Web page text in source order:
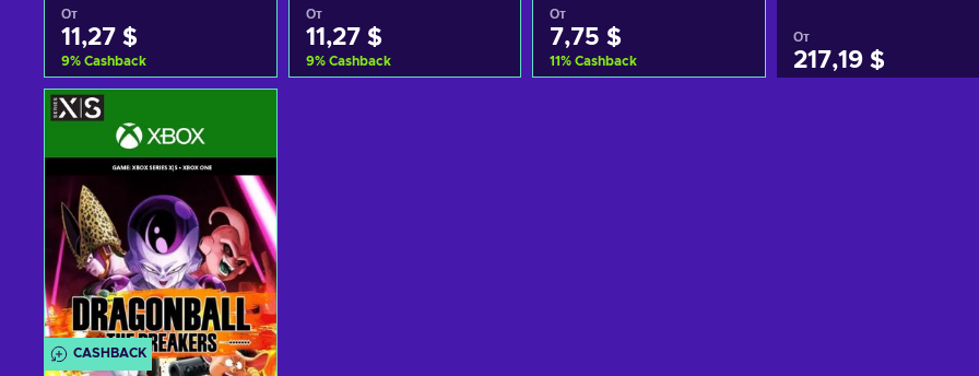
От
11,27 $
9% Cashback
Добавить в корзину
View offers
От
11,27 $
9% Cashback
От
7,75 $
11% Cashback
От
217,19 $
CASHBACK